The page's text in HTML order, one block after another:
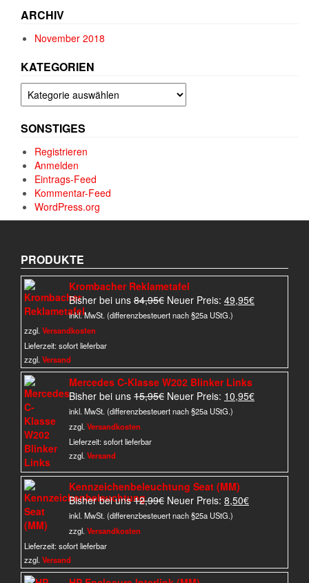
ARCHIV
November 2018
KATEGORIEN
Kategorien
SONSTIGES
Registrieren
Anmelden
Eintrags-Feed
Kommentar-Feed
WordPress.org
PRODUKTE
Krombacher Reklametafel
Bisher bei uns 84,95€ Ursprünglicher
Preis
Neuer Preis: 49,95€Aktueller
inkl. MwSt. (differenzbesteuert nach §25a UStG.)
zzgl. Versandkosten
Lieferzeit:sofort lieferbar
zzgl. Versand
Mercedes C-Klasse W202 Blinker Links
Bisher bei uns 15,95€ Ursprünglicher
Preis
Neuer Preis: 10,95€Aktueller
inkl. MwSt. (differenzbesteuert nach §25a UStG.)
zzgl. Versandkosten
Lieferzeit:sofort lieferbar
zzgl. Versand
Kennzeichenbeleuchtung Seat (MM)
Bisher bei uns 12,99€ Ursprünglicher
Preis
Neuer Preis: 8,50€Aktueller
inkl. MwSt. (differenzbesteuert nach §25a UStG.)
zzgl. Versandkosten
Lieferzeit:sofort lieferbar
zzgl. Versand